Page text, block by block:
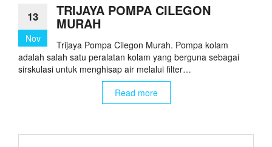
13
Nov
TRIJAYA POMPA CILEGON
MURAH
Trijaya Pompa Cilegon Murah. Pompa kolam
adalah salah satu peralatan kolam yang berguna sebagai
sirskulasi untuk menghisap air melalui filter…
Read more